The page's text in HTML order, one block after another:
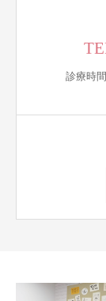
診療時